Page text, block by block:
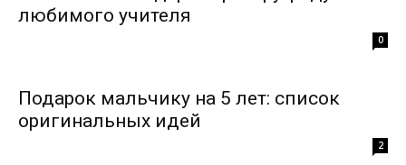
любимого учителя
0
Подарок мальчику на 5 лет: список
оригинальных идей
2